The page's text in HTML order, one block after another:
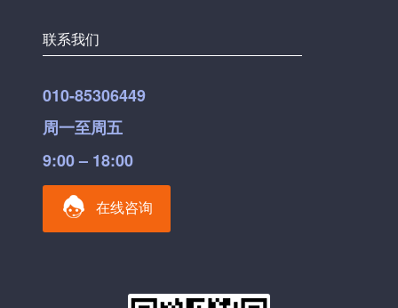
联系我们
010-85306449
周一至周五
9:00 – 18:00
在线咨询